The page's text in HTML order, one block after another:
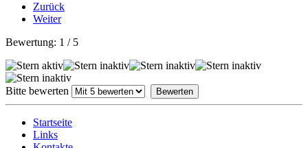
Zurück
Weiter
Bewertung: 1 / 5
Bitte bewerten
Startseite
Links